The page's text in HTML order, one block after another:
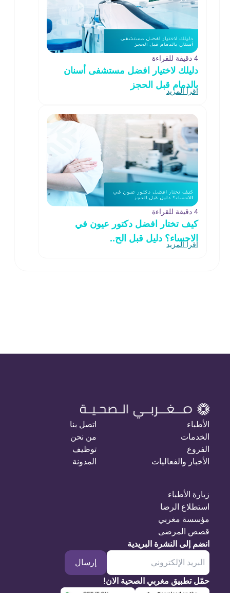
4 دقيقة للقراءة
دليلك لاختيار افضل مستشفى أسنان
بالدمام قبل الحجز
اقرأ المزيد
4 دقيقة للقراءة
كيف تختار افضل دكتور عيون في
الاحساء؟ دليل قبل الح..
اقرأ المزيد
الأطباء
الخدمات
الفروع
الأخبار والفعاليات
اتصل بنا
من نحن
توظيف
المدونة
زيارة الأطباء
استطلاع الرضا
مؤسسة مغربي
قصص المرضى
انضم إلى النشرة البريدية
إرسال
حمّل تطبيق مغربي الصحية الان!